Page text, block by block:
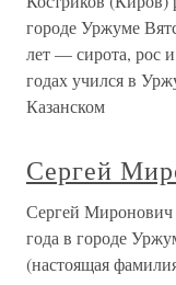
городе Уржуме
лет — сирота, рос
годах учился в
Казанском
Сергей
Сергей Миронович
года в городе
(настоящая